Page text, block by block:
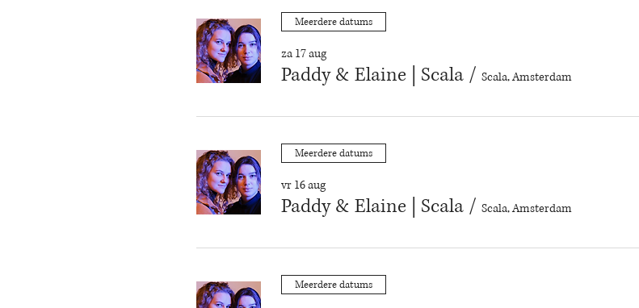
Meerdere datums
za 17 aug
Paddy & Elaine | Scala / Scala, Amsterdam
Meerdere datums
vr 16 aug
Paddy & Elaine | Scala / Scala, Amsterdam
Meerdere datums